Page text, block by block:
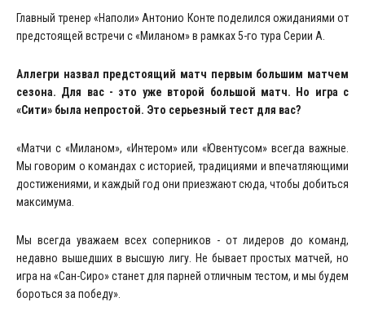
Главный тренер «Наполи» Антонио Конте поделился ожиданиями от
предстоящей встречи с «Миланом» в рамках 5-го тура Серии А.
Аллегри назвал предстоящий матч первым большим матчем
сезона. Для вас - это уже второй большой матч. Но игра с
«Сити» была непростой. Это серьезный тест для вас?
«Матчи с «Миланом», «Интером» или «Ювентусом» всегда важные.
Мы говорим о командах с историей, традициями и впечатляющими
достижениями, и каждый год они приезжают сюда, чтобы добиться
максимума.
Мы всегда уважаем всех соперников - от лидеров до команд,
недавно вышедших в высшую лигу. Не бывает простых матчей, но
игра на «Сан-Сиро» станет для парней отличным тестом, и мы будем
бороться за победу».